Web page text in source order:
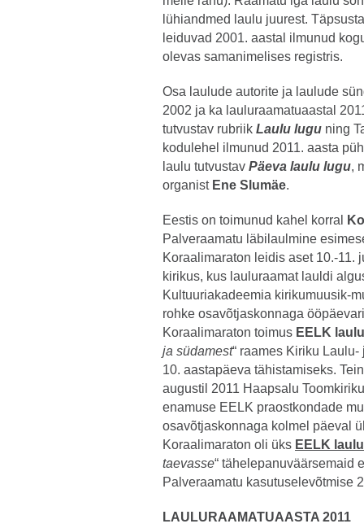
lühiandmed laulu juurest.
leiduvad 2001. aastal ilmunud
olevas samanimelises registris.
Osa laulude autorite ja laulude
2002 ja ka lauluraamatuaastal
tutvustav rubriik Laulu lugu ning
kodulehel ilmunud 2011. aasta
laulu tutvustav Päeva laulu lugu,
organist Ene Slumäe.
Eestis on toimunud kahel korral
Palveraamatu läbilaulmine
Koraalimaraton leidis aset 10.-
kirikus, kus lauluraamat lauldi
Kultuuriakadeemia kirikumuusik-
rohke osavõtjaskonnaga
Koraalimaraton toimus EELK
ja südamest“ raames Kiriku
10. aastapäeva tähistamiseks.
augustil 2011 Haapsalu
enamuse EELK praostkondade
osavõtjaskonnaga kolmel päeval
Koraalimaraton oli üks EELK
taevasse“ tähelepanuväärsemaid
Palveraamatu kasutuselevõtmise
LAULURAAMATUAASTA 2011